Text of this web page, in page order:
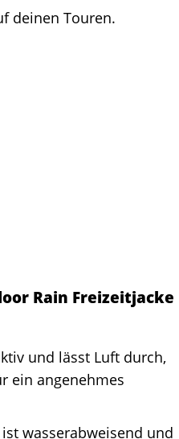
deinen Touren.
Rain Freizeitjacke
und lässt Luft durch,
ein angenehmes
wasserabweisend und